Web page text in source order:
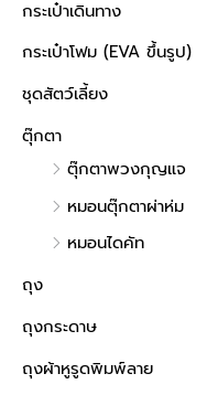
กระเป๋าเดินทาง
กระเป๋าโฟม (EVA ขึ้นรูป)
ชุดสัตว์เลี้ยง
ตุ๊กตา
ตุ๊กตาพวงกุญแจ
หมอนตุ๊กตาผ่าห่ม
หมอนไดคัท
ถุง
ถุงกระดาษ
ถุงผ้าหูรูดพิมพ์ลาย